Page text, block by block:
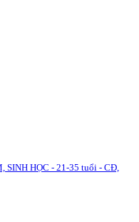
SINH HỌC - 21-35 tuổi - CĐ,